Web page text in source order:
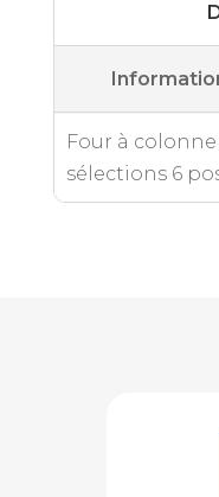
Four à colonne
sélections 6